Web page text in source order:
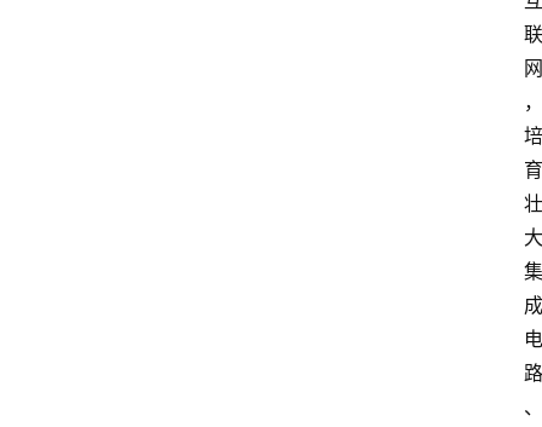
联
网
，
培
育
壮
大
集
成
电
路
、